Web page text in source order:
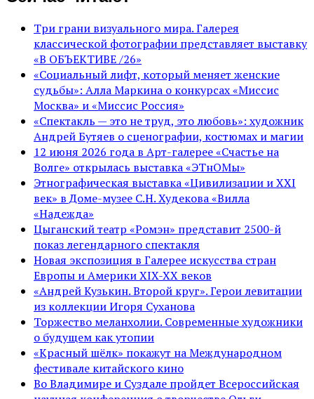
Три грани визуального мира. Галерея
классической фотографии представляет выставку
«В ОБЪЕКТИВЕ /26»
«Социальный лифт, который меняет женские
судьбы»: Алла Маркина о конкурсах «Миссис
Москва» и «Миссис Россия»
«Спектакль — это не труд, это любовь»: художник
Андрей Бутяев о сценографии, костюмах и магии
12 июня 2026 года в Арт-галерее «Счастье на
Волге» открылась выставка «ЭТнОМы»
Этнографическая выставка «Цивилизации и ХХI
век» в Доме-музее С.Н. Худекова «Вилла
«Надежда»
Цыганский театр «Ромэн» представит 2500-й
показ легендарного спектакля
Новая экспозиция в Галерее искусства стран
Европы и Америки XIX-XX веков
«Андрей Кузькин. Второй круг». Герои левитации
из коллекции Игоря Суханова
Торжество меланхолии. Современные художники
о будущем как утопии
«Красный шёлк» покажут на Международном
фестивале китайского кино
Во Владимире и Суздале пройдет Всероссийская